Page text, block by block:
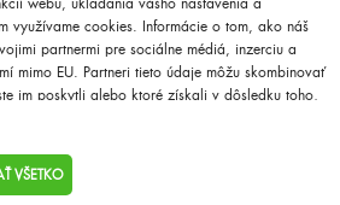
využívame cookies. Informácie o tom, ako náš
partnermi pre sociálne médiá, inzerciu a
mimo EU. Partneri tieto údaje môžu skombinovať
im poskytli alebo ktoré získali v dôsledku toho,
VŠETKO